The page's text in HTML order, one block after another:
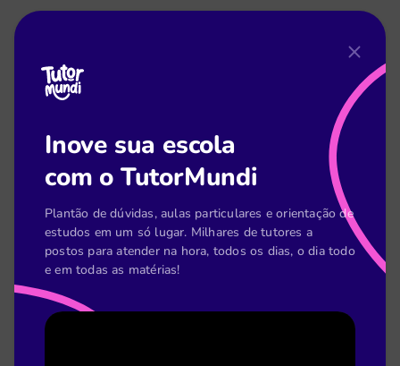
[Planilha] Acompanhamento pedagógico do
coordenador
Inove sua escola
com o TutorMundi
Plantão de dúvidas, aulas particulares e orientação de
estudos em um só lugar. Milhares de tutores a
postos para atender na hora, todos os dias, o dia todo
e em todas as matérias!